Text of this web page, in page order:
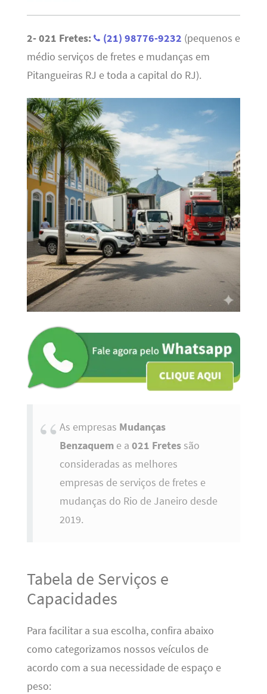
2- 021 Fretes: (21) 98776-9232 (pequenos e
médio serviços de fretes e mudanças em
Pitangueiras RJ e toda a capital do RJ).
As empresas Mudanças
Benzaqueme a 021 Fretessão
consideradas as melhores
empresas de serviços de fretes e
mudanças do Rio de Janeiro desde
2019.
Tabela de Serviços e
Capacidades
Para facilitar a sua escolha, confira abaixo
como categorizamos nossos veículos de
acordo com a sua necessidade de espaço e
peso: